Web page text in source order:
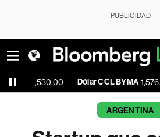
PUBLICIDAD
Dólar CCL BYMA 1,576.23
ARGENTINA